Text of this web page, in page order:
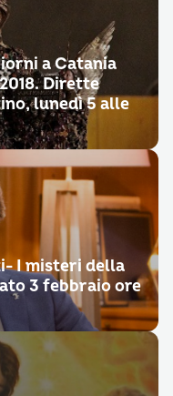
a Catania
Dirette
lunedì 5 alle
I misteri della
3 febbraio ore